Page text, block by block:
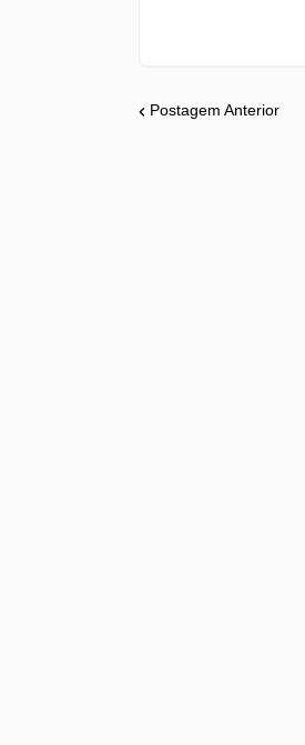
Postagem Anterior